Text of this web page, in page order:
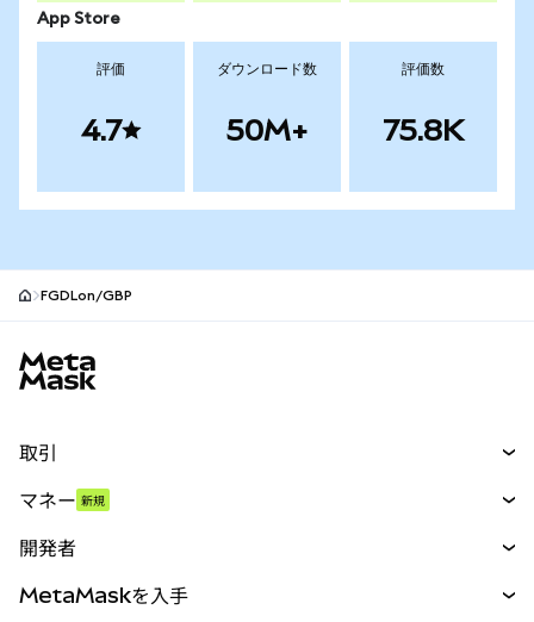
App Store
評価
4.7
ダウンロード数
50M+
評価数
75.8K
FGDLon/GBP
取引
パーペチュアル
RWA
マネー 新規
開発者
MetaMaskを入手